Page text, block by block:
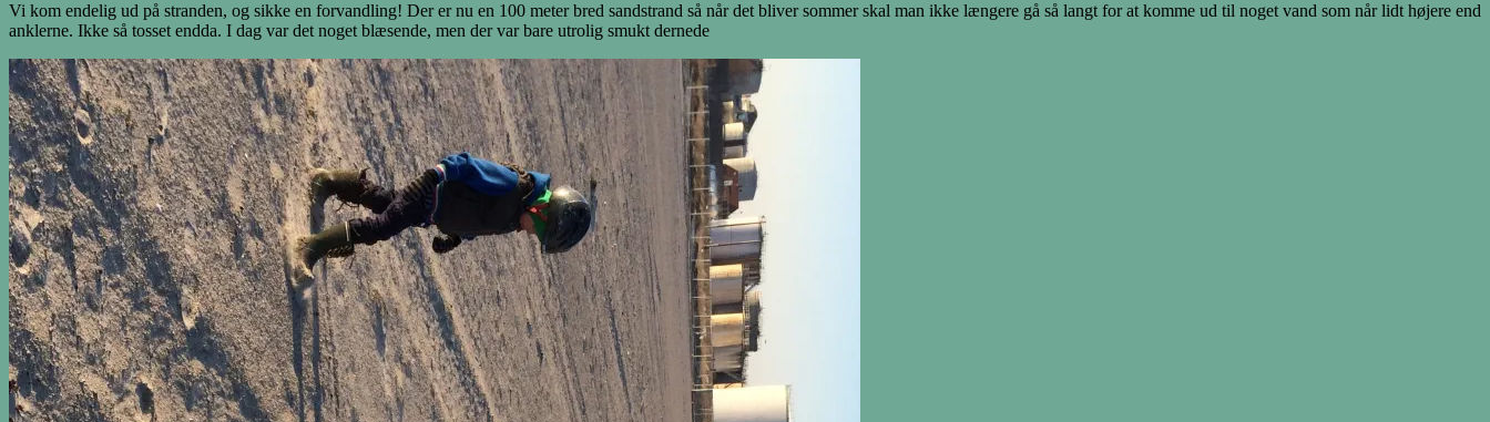
Vi kom endelig ud på stranden, og sikke en forvandling! Der er nu en 100 meter bred sandstrand så når det bliver sommer skal man ikke længere gå så langt for at komme ud til noget vand som når lidt højere end
anklerne. Ikke så tosset endda. I dag var det noget blæsende, men der var bare utrolig smukt dernede